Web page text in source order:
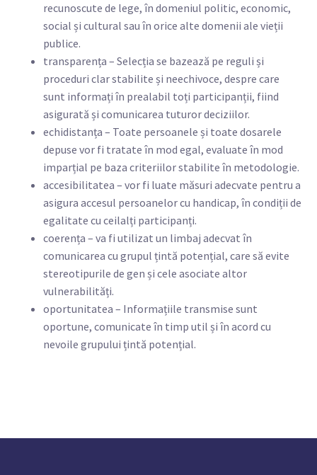
recunoscute de lege, în domeniul politic, economic,
social și cultural sau în orice alte domenii ale vieții
publice.
transparența – Selecția se bazează pe reguli și
proceduri clar stabilite și neechivoce, despre care
sunt informați în prealabil toți participanții, fiind
asigurată și comunicarea tuturor deciziilor.
echidistanța – Toate persoanele și toate dosarele
depuse vor fi tratate în mod egal, evaluate în mod
imparțial pe baza criteriilor stabilite în metodologie.
accesibilitatea – vor fi luate măsuri adecvate pentru a
asigura accesul persoanelor cu handicap, în condiții de
egalitate cu ceilalți participanți.
coerența – va fi utilizat un limbaj adecvat în
comunicarea cu grupul țintă potențial, care să evite
stereotipurile de gen și cele asociate altor
vulnerabilități.
oportunitatea – Informațiile transmise sunt
oportune, comunicate în timp util și în acord cu
nevoile grupului țintă potențial.